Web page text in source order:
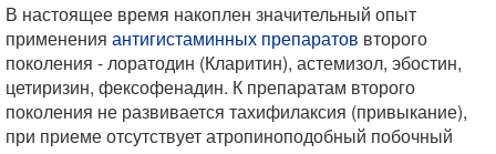
В настоящее время накоплен значительный опыт
применения антигистаминных препаратов второго
поколения - лоратодин (Кларитин), астемизол, эбостин,
цетиризин, фексофенадин. К препаратам второго
поколения не развивается тахифилаксия (привыкание),
при приеме отсутствует атропиноподобный побочный